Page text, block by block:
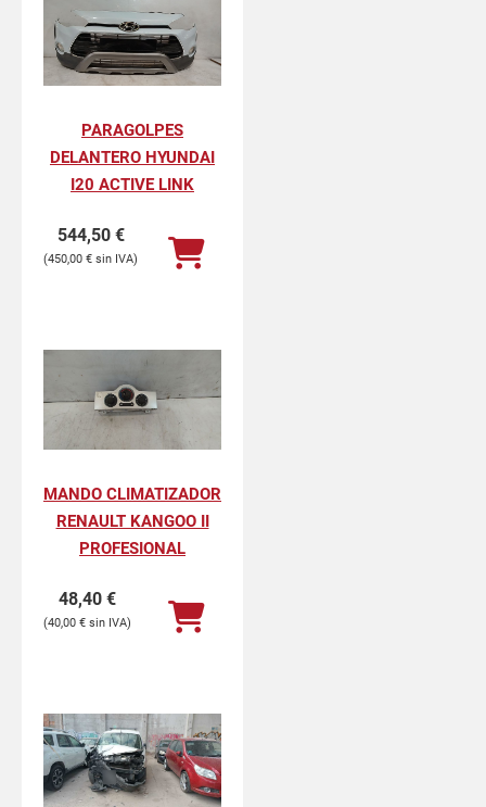
PARAGOLPES
DELANTERO HYUNDAI
I20 ACTIVE LINK
544,50 €
450,00 €
MANDO CLIMATIZADOR
RENAULT KANGOO II
PROFESIONAL
48,40 €
40,00 €